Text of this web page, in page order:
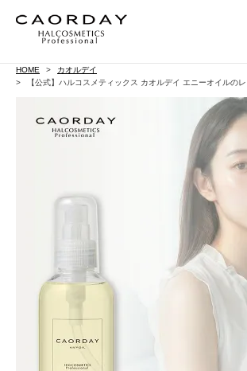
HOME
カオルデイ
【公式】ハルコスメティックス カオルデイ エニーオイルの